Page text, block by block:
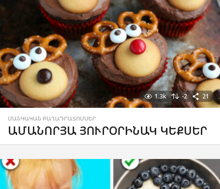
1.3k -2 21
ՄԱՆԿԱԿԱՆ ԲԱՂԱԴՐԱՏՈՄՍԵՐ
ԱՄԱՆՈՐՅԱ ՅՈՒՐՕՐԻՆԱԿ ԿԵՔՍԵՐ